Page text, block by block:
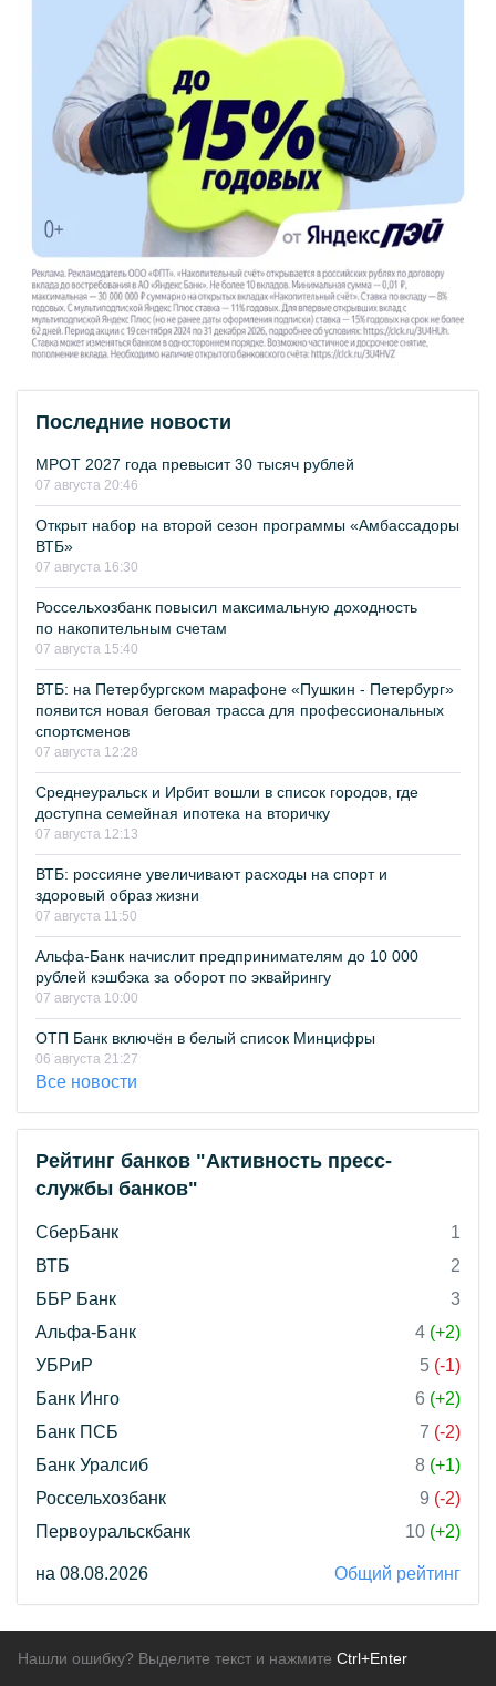
Последние новости
МРОТ 2027 года превысит 30 тысяч рублей
07 августа 20:46
Открыт набор на второй сезон программы «Амбассадоры
ВТБ»
07 августа 16:30
Россельхозбанк повысил максимальную доходность
по накопительным счетам
07 августа 15:40
ВТБ: на Петербургском марафоне «Пушкин - Петербург»
появится новая беговая трасса для профессиональных
спортсменов
07 августа 12:28
Среднеуральск и Ирбит вошли в список городов, где
доступна семейная ипотека на вторичку
07 августа 12:13
ВТБ: россияне увеличивают расходы на спорт и
здоровый образ жизни
07 августа 11:50
Альфа-Банк начислит предпринимателям до 10 000
рублей кэшбэка за оборот по эквайрингу
07 августа 10:00
ОТП Банк включён в белый список Минцифры
06 августа 21:27
Все новости
Рейтинг банков "Активность пресс-
службы банков"
СберБанк
1
ВТБ
2
ББР Банк
3
Альфа-Банк
4 (+2)
УБРиР
5 (-1)
Банк Инго
6 (+2)
Банк ПСБ
7 (-2)
Банк Уралсиб
8 (+1)
Россельхозбанк
9 (-2)
Первоуральскбанк
10 (+2)
на 08.08.2026 Общий рейтинг
Нашли ошибку? Выделите текст и нажмите Ctrl+Enter